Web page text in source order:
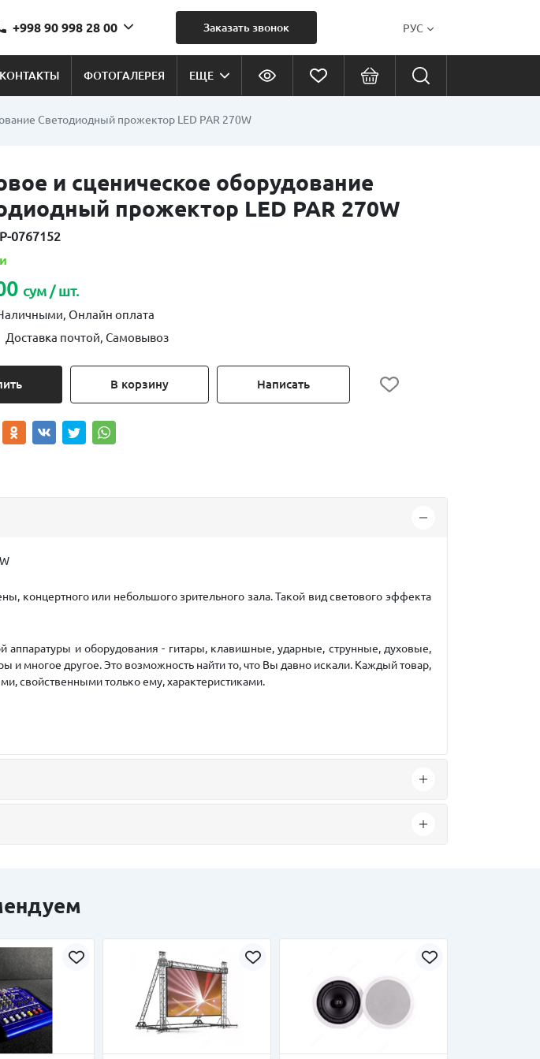
+998 90 998 28 00 Заказать звонок РУС
КОНТАКТЫ ФОТОГАЛЕРЕЯ ЕЩЕ
Светодиодный прожектор LED PAR 270W
и сценическое оборудование
прожектор LED PAR 270W
P-0767152
сум / шт.
Онлайн оплата
Доставка почтой, Самовывоз
В корзину Написать
концертного или небольшого зрительного зала. Такой вид светового эффекта
и оборудования - гитары, клавишные, ударные, струнные, духовые,
многое другое. Это возможность найти то, что Вы давно искали. Каждый товар,
свойственными только ему, характеристиками.